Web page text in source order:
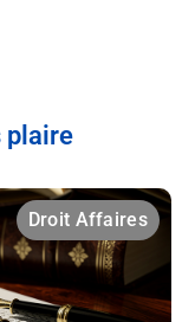
plaire
Droit Affaires